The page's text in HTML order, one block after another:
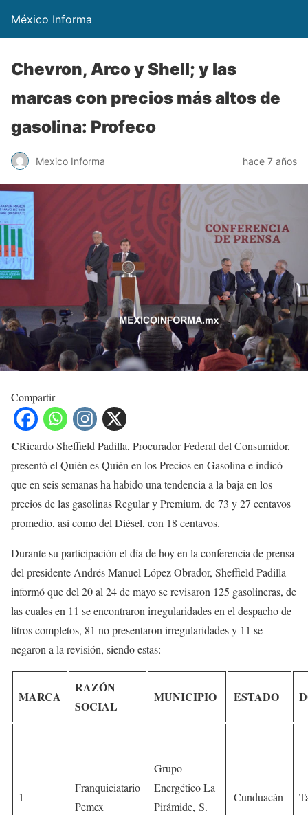
México Informa
Chevron, Arco y Shell; y las
marcas con precios más altos de
gasolina: Profeco
Mexico Informa hace 7 años
Compartir
CRicardo Sheffield Padilla, Procurador Federal del Consumidor,
presentó el Quién es Quién en los Precios en Gasolina e indicó
que en seis semanas ha habido una tendencia a la baja en los
precios de las gasolinas Regular y Premium, de 73 y 27 centavos
promedio, así como del Diésel, con 18 centavos.
Durante su participación el día de hoy en la conferencia de prensa
del presidente Andrés Manuel López Obrador, Sheffield Padilla
informó que del 20 al 24 de mayo se revisaron 125 gasolineras, de
las cuales en 11 se encontraron irregularidades en el despacho de
litros completos, 81 no presentaron irregularidades y 11 se
negaron a la revisión, siendo estas:
MARCA
RAZÓN
SOCIAL
MUNICIPIO ESTADO
1
Franquiciatario
Pemex
Grupo
Energético La
Pirámide, S.
Cunduacán